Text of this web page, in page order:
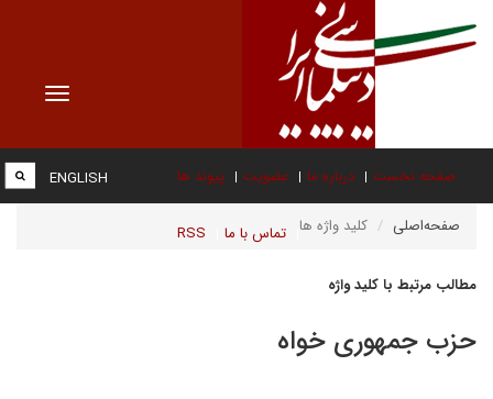
Toggle
صفحه نخست درباره ما عضویت پیوند ها
تماس با ما RSS
ENGLISH
صفحه‌اصلی کلید واژه ها
مطالب مرتبط با کلید واژه
حزب جمهوری خواه